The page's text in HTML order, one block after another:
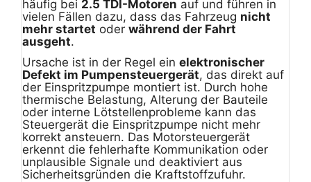
häufig bei 2.5 TDI-Motoren auf und führen in
vielen Fällen dazu, dass das Fahrzeug nicht
mehr startet oder während der Fahrt
ausgeht.
Ursache ist in der Regel ein elektronischer
Defekt im Pumpensteuergerät, das direkt auf
der Einspritzpumpe montiert ist. Durch hohe
thermische Belastung, Alterung der Bauteile
oder interne Lötstellenprobleme kann das
Steuergerät die Einspritzpumpe nicht mehr
korrekt ansteuern. Das Motorsteuergerät
erkennt die fehlerhafte Kommunikation oder
unplausible Signale und deaktiviert aus
Sicherheitsgründen die Kraftstoffzufuhr.